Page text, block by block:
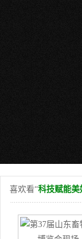
喜欢看“科技赋能美